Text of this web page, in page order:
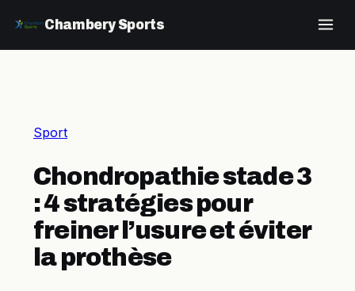
Chambery Sports
Sport
Chondropathie stade 3
: 4 stratégies pour
freiner l’usure et éviter
la prothèse